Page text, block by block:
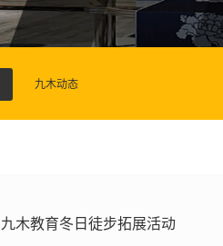
九木动态
九木教育冬日徒步拓展活动